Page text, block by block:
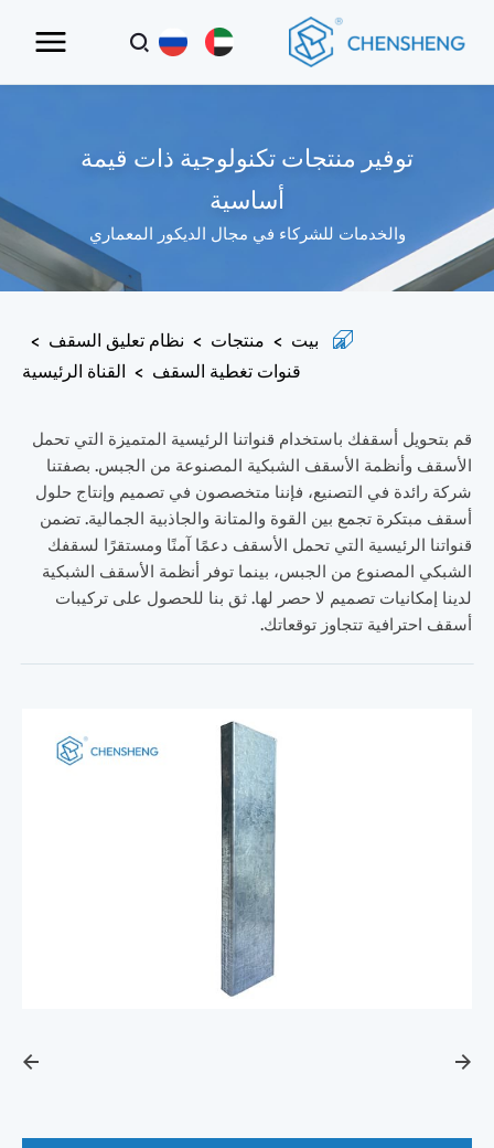
توفير منتجات تكنولوجية ذات قيمة
أساسية
والخدمات للشركاء في مجال الديكور المعماري
بيت > منتجات > نظام تعليق السقف >
قنوات تغطية السقف > القناة الرئيسية
قم بتحويل أسقفك باستخدام قنواتنا الرئيسية المتميزة التي تحمل
الأسقف وأنظمة الأسقف الشبكية المصنوعة من الجبس. بصفتنا
شركة رائدة في التصنيع، فإننا متخصصون في تصميم وإنتاج حلول
أسقف مبتكرة تجمع بين القوة والمتانة والجاذبية الجمالية. تضمن
قنواتنا الرئيسية التي تحمل الأسقف دعمًا آمنًا ومستقرًا لسقفك
الشبكي المصنوع من الجبس، بينما توفر أنظمة الأسقف الشبكية
لدينا إمكانيات تصميم لا حصر لها. ثق بنا للحصول على تركيبات
أسقف احترافية تتجاوز توقعاتك.